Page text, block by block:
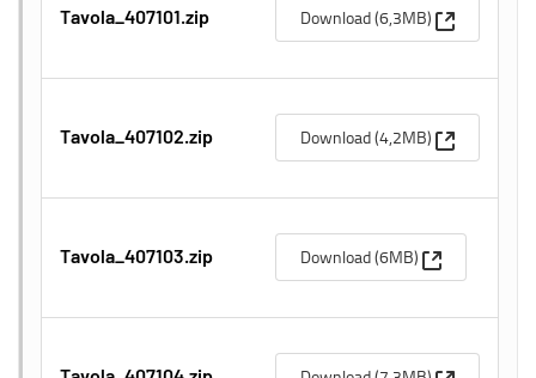
Tavola_407101.zip Download (6,3MB) (Apre una
Tavola_407102.zip Download (4,2MB) (Apre una
Tavola_407103.zip Download (6MB) (Apre una